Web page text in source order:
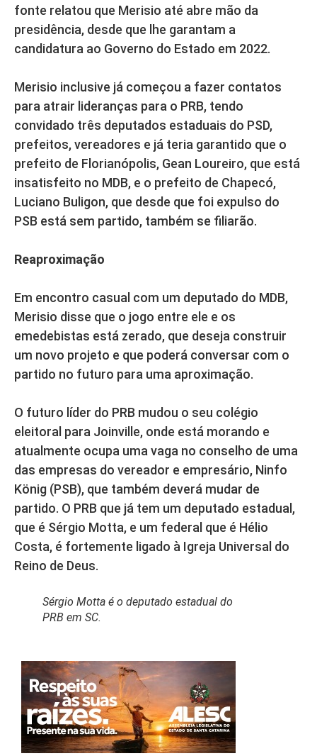
fonte relatou que Merisio até abre mão da
presidência, desde que lhe garantam a
candidatura ao Governo do Estado em 2022.
Merisio inclusive já começou a fazer contatos
para atrair lideranças para o PRB, tendo
convidado três deputados estaduais do PSD,
prefeitos, vereadores e já teria garantido que o
prefeito de Florianópolis, Gean Loureiro, que está
insatisfeito no MDB, e o prefeito de Chapecó,
Luciano Buligon, que desde que foi expulso do
PSB está sem partido, também se filiarão.
Reaproximação
Em encontro casual com um deputado do MDB,
Merisio disse que o jogo entre ele e os
emedebistas está zerado, que deseja construir
um novo projeto e que poderá conversar com o
partido no futuro para uma aproximação.
O futuro líder do PRB mudou o seu colégio
eleitoral para Joinville, onde está morando e
atualmente ocupa uma vaga no conselho de uma
das empresas do vereador e empresário, Ninfo
König (PSB), que também deverá mudar de
partido. O PRB que já tem um deputado estadual,
que é Sérgio Motta, e um federal que é Hélio
Costa, é fortemente ligado à Igreja Universal do
Reino de Deus.
Sérgio Motta é o deputado estadual do
PRB em SC.